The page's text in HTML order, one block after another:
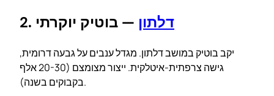
2. דלתון — בוטיק יוקרתי
יקב בוטיק במושב דלתון. מגדל ענבים על גבעה דרומית,
גישה צרפתית-איטלקית. ייצור מצומצם (20-30 אלף
בקבוקים בשנה).